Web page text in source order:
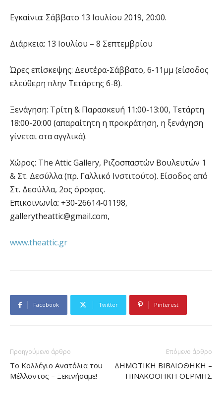
Εγκαίνια: Σάββατο 13 Ιουλίου 2019, 20:00.
Διάρκεια: 13 Ιουλίου – 8 Σεπτεμβρίου
Ώρες επίσκεψης: Δευτέρα-Σάββατο, 6-11μμ (είσοδος
ελεύθερη πλην Τετάρτης 6-8).
Ξενάγηση: Τρίτη & Παρασκευή 11:00-13:00, Τετάρτη
18:00-20:00 (απαραίτητη η προκράτηση, η ξενάγηση
γίνεται στα αγγλικά).
Χώρος: The Attic Gallery, Ριζοσπαστών Βουλευτών 1
& Στ. Δεσύλλα (πρ. Γαλλικό Ινστιτούτο). Είσοδος από
Στ. Δεσύλλα, 2ος όροφος.
Επικοινωνία: +30-26614-01198,
gallerytheattic@gmail.com,
www.theattic.gr
Facebook Twitter Pinterest
Προηγούμενο άρθρο
To Κολλέγιο Ανατόλια του
Μέλλοντος – Ξεκινήσαμε!
Επόμενο άρθρο
ΔΗΜΟΤΙΚΗ ΒΙΒΛΙΟΘΗΚΗ –
ΠΙΝΑΚΟΘΗΚΗ ΘΕΡΜΗΣ